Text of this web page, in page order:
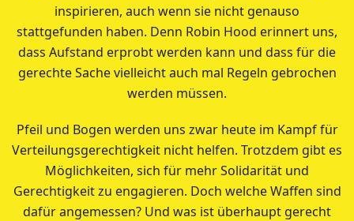
inspirieren, auch wenn sie nicht genauso
stattgefunden haben. Denn Robin Hood erinnert uns,
dass Aufstand erprobt werden kann und dass für die
gerechte Sache vielleicht auch mal Regeln gebrochen
werden müssen.
Pfeil und Bogen werden uns zwar heute im Kampf für
Verteilungsgerechtigkeit nicht helfen. Trotzdem gibt es
Möglichkeiten, sich für mehr Solidarität und
Gerechtigkeit zu engagieren. Doch welche Waffen sind
dafür angemessen? Und was ist überhaupt gerecht